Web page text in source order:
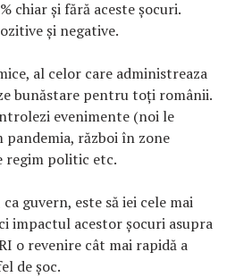
chiar și fără aceste șocuri.
și negative.
al celor care administreaza
bunăstare pentru toți românii.
evenimente (noi le
pandemia, război în zone
regim politic etc.
guvern, este să iei cele mai
impactul acestor șocuri asupra
o revenire cât mai rapidă a
de șoc.